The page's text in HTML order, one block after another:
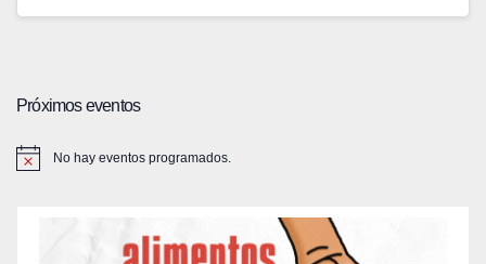
Próximos eventos
No hay eventos programados.